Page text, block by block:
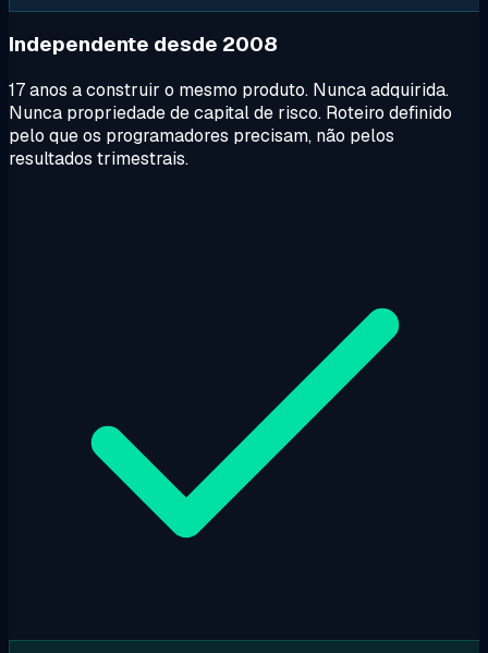
Independente desde 2008
17 anos a construir o mesmo produto. Nunca adquirida.
Nunca propriedade de capital de risco. Roteiro definido
pelo que os programadores precisam, não pelos
resultados trimestrais.